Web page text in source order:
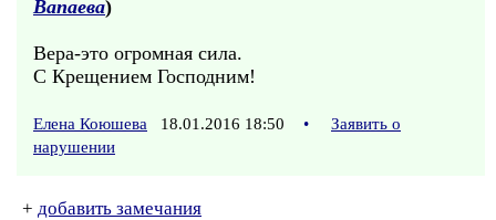
Вапаева)
Вера-это огромная сила.
С Крещением Господним!
Елена Коюшева 18.01.2016 18:50 •
Заявить о
нарушении
+ добавить замечания